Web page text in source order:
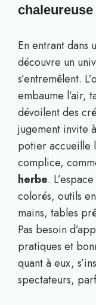
En entrant
découvre un
s’entremêlent.
embaume l’air,
dévoilent des
jugement invite
potier accueille
complice,
herbe.
colorés, outils
mains, tables
Pas besoin
pratiques et
quant à eux,
spectateurs,